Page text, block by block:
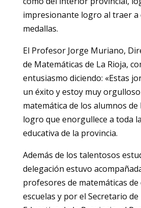
impresionante logro al traer a
medallas.
El Profesor Jorge Muriano,
de Matemáticas de La Rioja,
entusiasmo diciendo: «Estas
un éxito y estoy muy
matemática de los alumnos de
logro que enorgullece a toda
educativa de la provincia.
Además de los talentosos
delegación estuvo
profesores de matemáticas de
escuelas y por el Secretario de